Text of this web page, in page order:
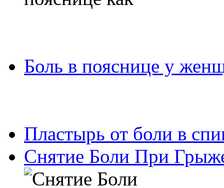
Боль в пояснице у
Пластырь от боли в
Снятие Боли При